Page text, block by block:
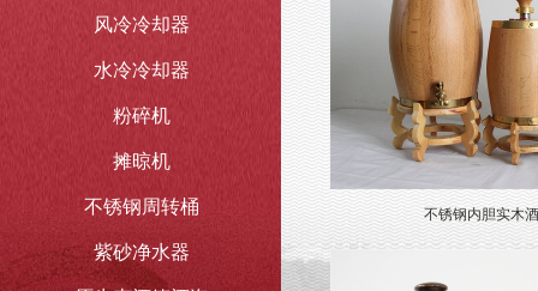
风冷冷却器
水冷冷却器
粉碎机
摊晾机
不锈钢周转桶
紫砂净水器
不锈钢内胆实木